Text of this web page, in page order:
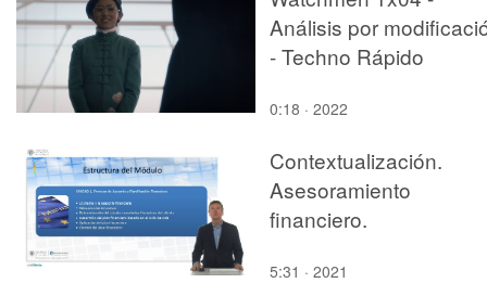
Análisis por
- Techno Rápido
0:18 · 2022
Contextualización.
Asesoramiento
financiero.
5:31 · 2021